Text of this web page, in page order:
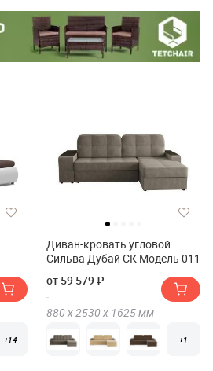
+14
Диван-кровать угловой
Сильва Дубай СК Модель 011
от 59 579 ₽
880 х2530 х 1625мм
+1